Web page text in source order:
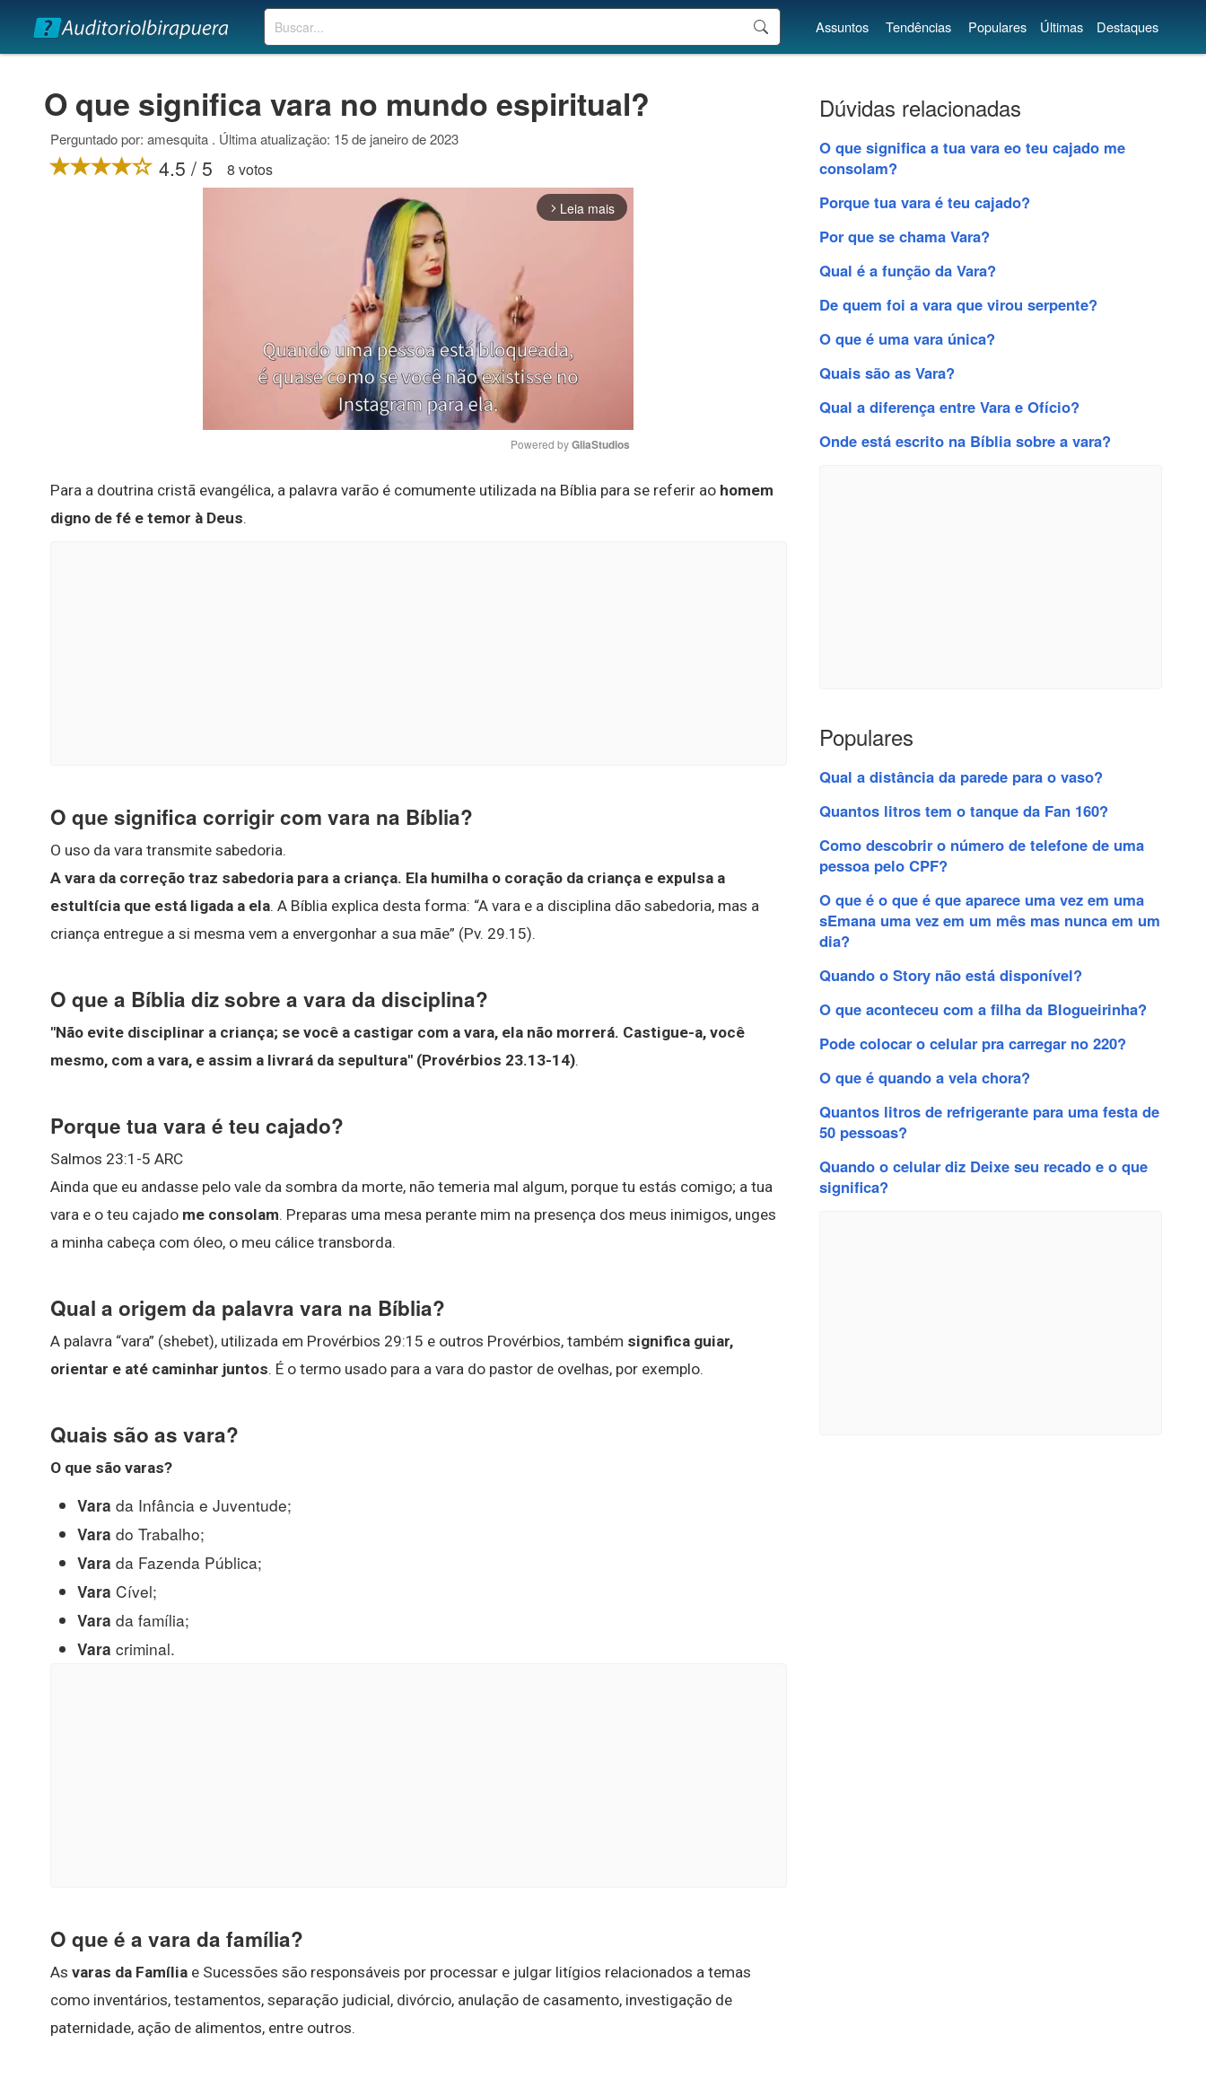
Buscar Assuntos Tendências Populares Últimas Destaques
O que significa vara no mundo espiritual?
Perguntado por: amesquita . Última atualização: 15 de janeiro de 2023
4.5 / 5 8 votos
arrow_forward_ios Leia mais
Mute
Powered by GliaStudios
Para a doutrina cristã evangélica, a palavra varão é comumente utilizada na Bíblia para se referir ao homem
digno de fé e temor à Deus.
O que significa corrigir com vara na Bíblia?
O uso da vara transmite sabedoria.
A vara da correção traz sabedoria para a criança. Ela humilha o coração da criança e expulsa a
estultícia que está ligada a ela. A Bíblia explica desta forma: “A vara e a disciplina dão sabedoria, mas a
criança entregue a si mesma vem a envergonhar a sua mãe” (Pv. 29.15).
O que a Bíblia diz sobre a vara da disciplina?
"Não evite disciplinar a criança; se você a castigar com a vara, ela não morrerá. Castigue-a, você
mesmo, com a vara, e assim a livrará da sepultura" (Provérbios 23.13-14).
Porque tua vara é teu cajado?
Salmos 23:1-5 ARC
Ainda que eu andasse pelo vale da sombra da morte, não temeria mal algum, porque tu estás comigo; a tua
vara e o teu cajado me consolam. Preparas uma mesa perante mim na presença dos meus inimigos, unges
a minha cabeça com óleo, o meu cálice transborda.
Qual a origem da palavra vara na Bíblia?
A palavra “vara” (shebet), utilizada em Provérbios 29:15 e outros Provérbios, também significa guiar,
orientar e até caminhar juntos. É o termo usado para a vara do pastor de ovelhas, por exemplo.
Quais são as vara?
O que são varas?
Vara da Infância e Juventude;
Vara do Trabalho;
Vara da Fazenda Pública;
Vara Cível;
Vara da família;
Vara criminal.
O que é a vara da família?
As varas da Família e Sucessões são responsáveis por processar e julgar litígios relacionados a temas
como inventários, testamentos, separação judicial, divórcio, anulação de casamento, investigação de
paternidade, ação de alimentos, entre outros.
Dúvidas relacionadas
O que significa a tua vara eo teu cajado me
consolam?
Porque tua vara é teu cajado?
Por que se chama Vara?
Qual é a função da Vara?
De quem foi a vara que virou serpente?
O que é uma vara única?
Quais são as Vara?
Qual a diferença entre Vara e Ofício?
Onde está escrito na Bíblia sobre a vara?
Populares
Qual a distância da parede para o vaso?
Quantos litros tem o tanque da Fan 160?
Como descobrir o número de telefone de uma
pessoa pelo CPF?
O que é o que é que aparece uma vez em uma
sEmana uma vez em um mês mas nunca em um
dia?
Quando o Story não está disponível?
O que aconteceu com a filha da Blogueirinha?
Pode colocar o celular pra carregar no 220?
O que é quando a vela chora?
Quantos litros de refrigerante para uma festa de
50 pessoas?
Quando o celular diz Deixe seu recado e o que
significa?